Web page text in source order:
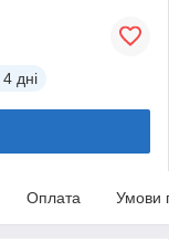
4 дні
Оплата Умови